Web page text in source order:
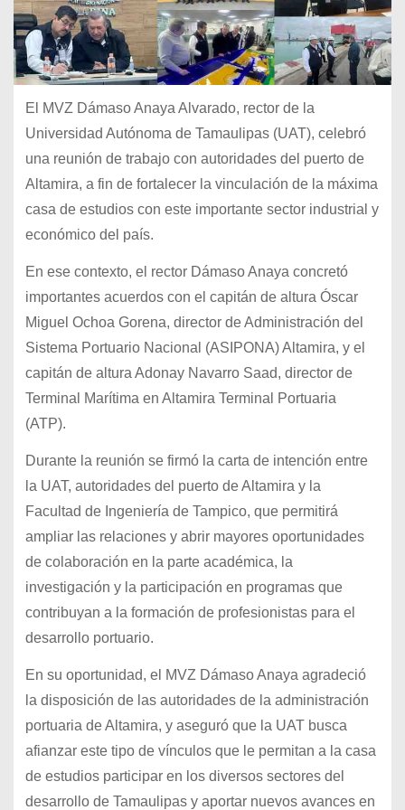
El MVZ Dámaso Anaya Alvarado, rector de la
Universidad Autónoma de Tamaulipas (UAT), celebró
una reunión de trabajo con autoridades del puerto de
Altamira, a fin de fortalecer la vinculación de la máxima
casa de estudios con este importante sector industrial y
económico del país.
En ese contexto, el rector Dámaso Anaya concretó
importantes acuerdos con el capitán de altura Óscar
Miguel Ochoa Gorena, director de Administración del
Sistema Portuario Nacional (ASIPONA) Altamira, y el
capitán de altura Adonay Navarro Saad, director de
Terminal Marítima en Altamira Terminal Portuaria
(ATP).
Durante la reunión se firmó la carta de intención entre
la UAT, autoridades del puerto de Altamira y la
Facultad de Ingeniería de Tampico, que permitirá
ampliar las relaciones y abrir mayores oportunidades
de colaboración en la parte académica, la
investigación y la participación en programas que
contribuyan a la formación de profesionistas para el
desarrollo portuario.
En su oportunidad, el MVZ Dámaso Anaya agradeció
la disposición de las autoridades de la administración
portuaria de Altamira, y aseguró que la UAT busca
afianzar este tipo de vínculos que le permitan a la casa
de estudios participar en los diversos sectores del
desarrollo de Tamaulipas y aportar nuevos avances en